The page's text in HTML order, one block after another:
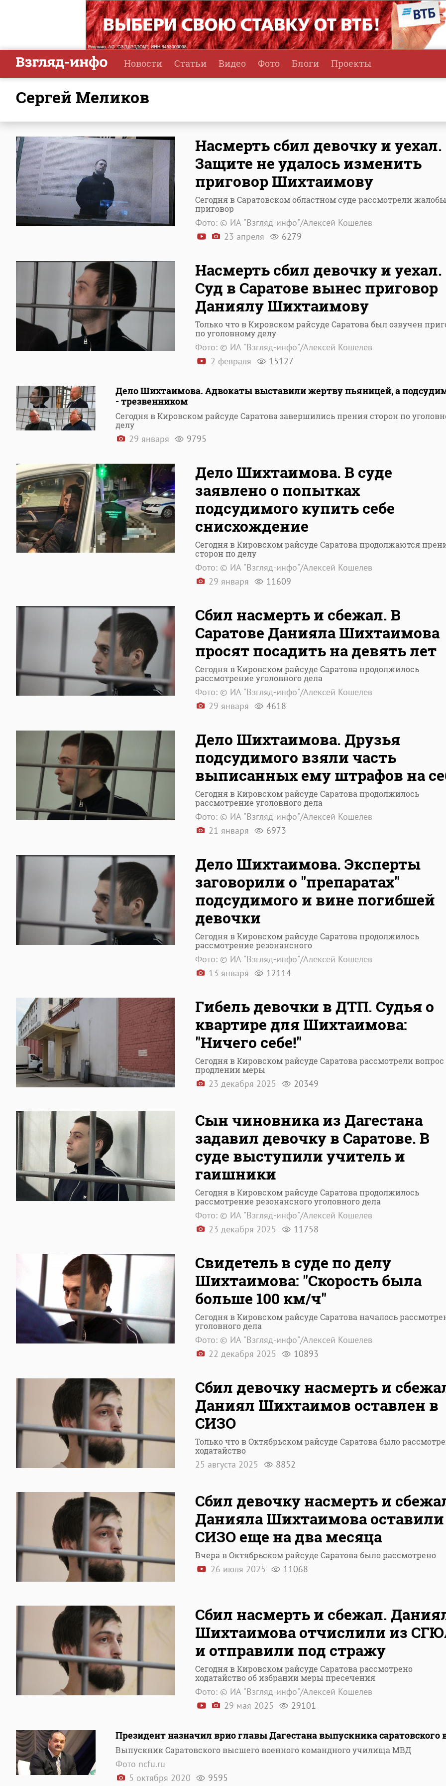
Новости Статьи Видео Фото Блоги Проекты
Сергей Меликов
Насмерть сбил девочку и уехал.
Защите не удалось изменить
приговор Шихтаимову
Сегодня в Саратовском областном суде рассмотрели
приговор
Фото: © ИА "Взгляд-инфо"/Алексей Кошелев
23 апреля
6279
Насмерть сбил девочку и уехал.
Суд в Саратове вынес приговор
Даниялу Шихтаимову
Только что в Кировском райсуде Саратова был озвучен
по уголовному делу
Фото: © ИА "Взгляд-инфо"/Алексей Кошелев
2 февраля
15127
Дело Шихтаимова. Адвокаты выставили жертву пьяницей, а
- трезвенником
Сегодня в Кировском райсуде Саратова завершились прения сторон по
делу
29 января 9795
Дело Шихтаимова. В суде
заявлено о попытках
подсудимого купить себе
снисхождение
Сегодня в Кировском райсуде Саратова продолжаются
сторон по делу
Фото: © ИА "Взгляд-инфо"/Алексей Кошелев
29 января
11609
Сбил насмерть и сбежал. В
Саратове Данияла Шихтаимова
просят посадить на девять лет
Сегодня в Кировском райсуде Саратова продолжилось
рассмотрение уголовного дела
Фото: © ИА "Взгляд-инфо"/Алексей Кошелев
29 января
4618
Дело Шихтаимова. Друзья
подсудимого взяли часть
выписанных ему штрафов на
Сегодня в Кировском райсуде Саратова продолжилось
рассмотрение уголовного дела
Фото: © ИА "Взгляд-инфо"/Алексей Кошелев
21 января
6973
Дело Шихтаимова. Эксперты
заговорили о "препаратах"
подсудимого и вине погибшей
девочки
Сегодня в Кировском райсуде Саратова продолжилось
рассмотрение резонансного
Фото: © ИА "Взгляд-инфо"/Алексей Кошелев
13 января
12114
Гибель девочки в ДТП. Судья о
квартире для Шихтаимова:
"Ничего себе!"
Сегодня в Кировском райсуде Саратова рассмотрели вопрос
продлении меры
23 декабря 2025 20349
Сын чиновника из Дагестана
задавил девочку в Саратове. В
суде выступили учитель и
гаишники
Сегодня в Кировском райсуде Саратова продолжилось
рассмотрение резонансного уголовного дела
Фото: © ИА "Взгляд-инфо"/Алексей Кошелев
23 декабря 2025
11758
Свидетель в суде по делу
Шихтаимова: "Скорость была
больше 100 км/ч"
Сегодня в Кировском райсуде Саратова началось
уголовного дела
Фото: © ИА "Взгляд-инфо"/Алексей Кошелев
22 декабря 2025
10893
Сбил девочку насмерть и
Даниял Шихтаимов оставлен в
СИЗО
Только что в Октябрьском райсуде Саратова было
ходатайство
25 августа 2025 8852
Сбил девочку насмерть и
Данияла Шихтаимова
СИЗО еще на два месяца
Вчера в Октябрьском райсуде Саратова было рассмотрено
26 июля 2025 11068
Сбил насмерть и сбежал.
Шихтаимова отчислили из
и отправили под стражу
Сегодня в Кировском райсуде Саратова рассмотрено
ходатайство об избрании меры пресечения
Фото: © ИА "Взгляд-инфо"/Алексей Кошелев
29 мая 2025
29101
Президент назначил врио главы Дагестана выпускника саратовского
Выпускник Саратовского высшего военного командного училища МВД
Фото ncfu.ru
5 октября 2020
9595